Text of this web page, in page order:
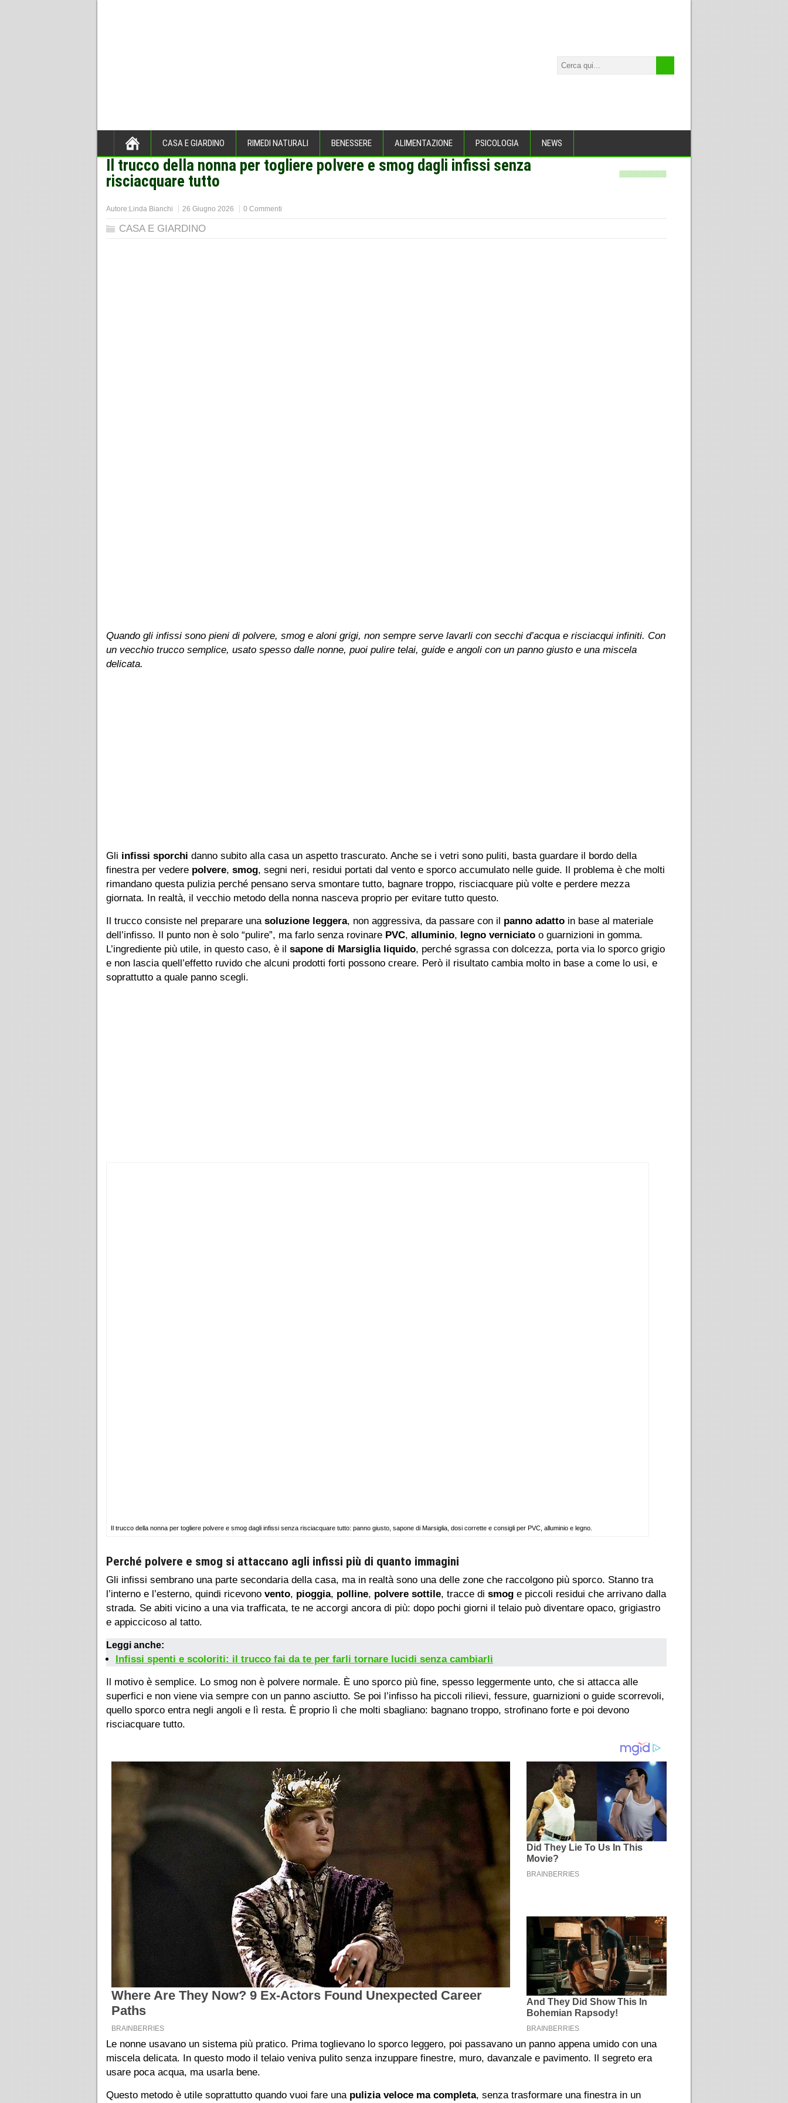
CASA E GIARDINO RIMEDI NATURALI BENESSERE ALIMENTAZIONE PSICOLOGIA NEWS
Home>CASA E GIARDINO>
Il trucco della nonna per togliere polvere e smog dagli infissi senza
risciacquare tutto
Autore:Linda Bianchi 26 Giugno 2026 0 Commenti
CASA E GIARDINO
Quando gli infissi sono pieni di polvere, smog e aloni grigi, non sempre serve lavarli con secchi d’acqua e risciacqui infiniti. Con
un vecchio trucco semplice, usato spesso dalle nonne, puoi pulire telai, guide e angoli con un panno giusto e una miscela
delicata.
Gli infissi sporchi danno subito alla casa un aspetto trascurato. Anche se i vetri sono puliti, basta guardare il bordo della
finestra per vedere polvere, smog, segni neri, residui portati dal vento e sporco accumulato nelle guide. Il problema è che molti
rimandano questa pulizia perché pensano serva smontare tutto, bagnare troppo, risciacquare più volte e perdere mezza
giornata. In realtà, il vecchio metodo della nonna nasceva proprio per evitare tutto questo.
Il trucco consiste nel preparare una soluzione leggera, non aggressiva, da passare con il panno adatto in base al materiale
dell’infisso. Il punto non è solo “pulire”, ma farlo senza rovinare PVC, alluminio, legno verniciato o guarnizioni in gomma.
L’ingrediente più utile, in questo caso, è il sapone di Marsiglia liquido, perché sgrassa con dolcezza, porta via lo sporco grigio
e non lascia quell’effetto ruvido che alcuni prodotti forti possono creare. Però il risultato cambia molto in base a come lo usi, e
soprattutto a quale panno scegli.
Il trucco della nonna per togliere polvere e smog dagli infissi senza risciacquare tutto: panno giusto, sapone di Marsiglia, dosi corrette e consigli per PVC, alluminio e legno.
Perché polvere e smog si attaccano agli infissi più di quanto immagini
Gli infissi sembrano una parte secondaria della casa, ma in realtà sono una delle zone che raccolgono più sporco. Stanno tra
l’interno e l’esterno, quindi ricevono vento, pioggia, polline, polvere sottile, tracce di smog e piccoli residui che arrivano dalla
strada. Se abiti vicino a una via trafficata, te ne accorgi ancora di più: dopo pochi giorni il telaio può diventare opaco, grigiastro
e appiccicoso al tatto.
Leggi anche:
Infissi spenti e scoloriti: il trucco fai da te per farli tornare lucidi senza cambiarli
Il motivo è semplice. Lo smog non è polvere normale. È uno sporco più fine, spesso leggermente unto, che si attacca alle
superfici e non viene via sempre con un panno asciutto. Se poi l’infisso ha piccoli rilievi, fessure, guarnizioni o guide scorrevoli,
quello sporco entra negli angoli e lì resta. È proprio lì che molti sbagliano: bagnano troppo, strofinano forte e poi devono
risciacquare tutto.
Le nonne usavano un sistema più pratico. Prima toglievano lo sporco leggero, poi passavano un panno appena umido con una
miscela delicata. In questo modo il telaio veniva pulito senza inzuppare finestre, muro, davanzale e pavimento. Il segreto era
usare poca acqua, ma usarla bene.
Questo metodo è utile soprattutto quando vuoi fare una pulizia veloce ma completa, senza trasformare una finestra in un